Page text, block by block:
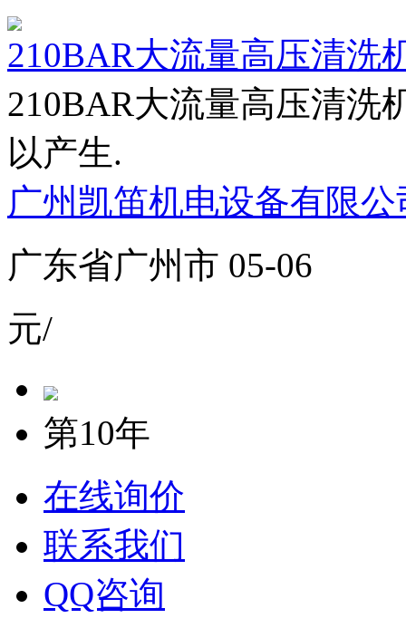
210BAR大流量高压清洗
210BAR大流量高压清洗
以产生.
广州凯笛机电设备有限公
广东省广州市 05-06
元/
第10年
在线询价
联系我们
QQ咨询